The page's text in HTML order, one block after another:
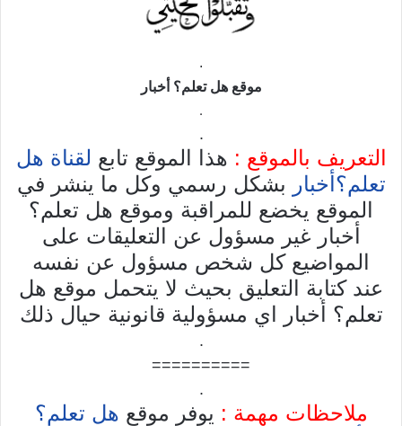
.
موقعهل تعلم؟ أخبار
.
.
التعريف بالموقع : هذا الموقع تابع لقناة هل
تعلم؟أخبار بشكل رسمي وكل ما ينشر في
الموقع يخضع للمراقبة وموقع هل تعلم؟
أخبار غير مسؤول عن التعليقات على
المواضيع كل شخص مسؤول عن نفسه
عند كتابة التعليق بحيث لا يتحمل موقع هل
تعلم؟ أخبار اي مسؤولية قانونية حيال ذلك
.
==========
.
ملاحظات مهمة : يوفر موقع هل تعلم؟